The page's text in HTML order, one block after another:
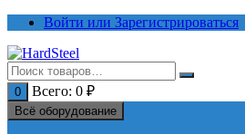
Перейти
содержимому
Войти или Зарегистрироваться
0 Всего: 0 ₽
Всё оборудование